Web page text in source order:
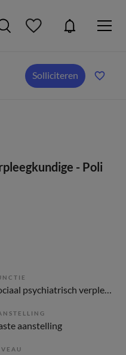
Solliciteren
- Poli
Sociaal psychiatrisch verpleegkundige
aanstelling